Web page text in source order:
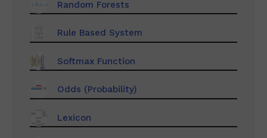
Random Forests
Rule Based System
Softmax Function
Odds (Probability)
Lexicon